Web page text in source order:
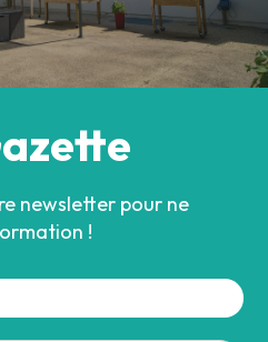
newsletter pour ne
!